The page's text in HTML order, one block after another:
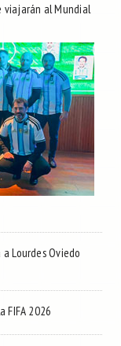
viajarán al Mundial
Lourdes Oviedo
FIFA 2026